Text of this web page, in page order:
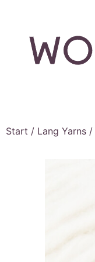
Start / Lang Yarns /